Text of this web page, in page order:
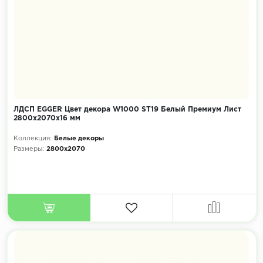
ЛДСП EGGER Цвет декора W1000 ST19 Белый Премиум Лист
2800x2070х16 мм
Коллекция:
Белые декоры
Размеры: 2800x2070